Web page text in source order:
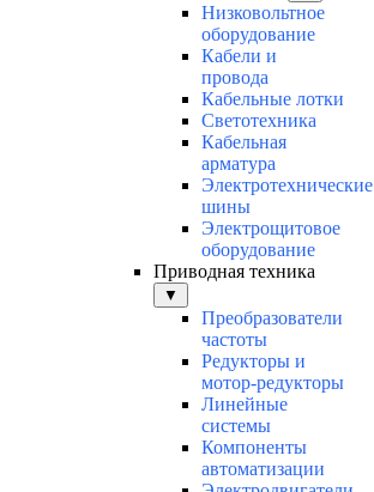
Низковольтное
оборудование
Кабели и
провода
Кабельные лотки
Светотехника
Кабельная
арматура
Электротехнические
шины
Электрощитовое
оборудование
Приводная техника
▼
Преобразователи
частоты
Редукторы и
мотор-редукторы
Линейные
системы
Компоненты
автоматизации